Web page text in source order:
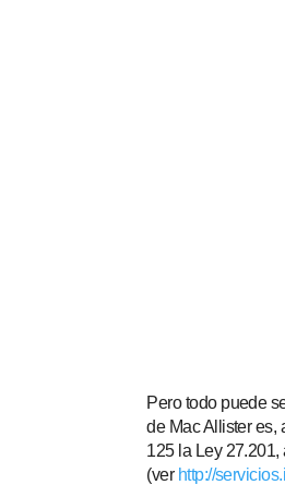
Pero todo puede
de Mac Allister es,
125 la Ley
(ver http://